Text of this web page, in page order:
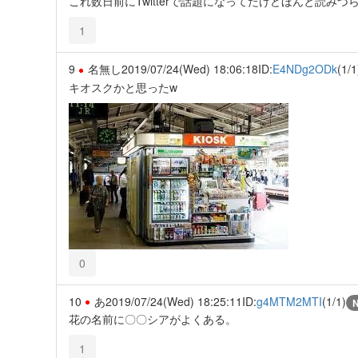
1
9 名無し2019/07/24(Wed) 18:06:18ID:E4NDg2ODk(1/
キオスクかと思ったw
0
10 あ2019/07/24(Wed) 18:25:11 ID:g4MTM2MTI(1/1)
花の名前に〇〇シアがよくある。
1